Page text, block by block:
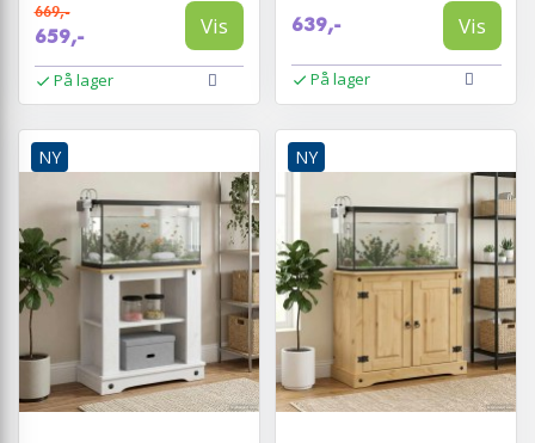
669,-
659,- Vis
På lager
639,- Vis
På lager
NY NY